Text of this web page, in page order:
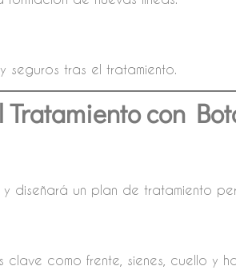
seguros tras el tratamiento.
con
diseñará un plan de tratamiento
clave como frente, sienes, cuello y